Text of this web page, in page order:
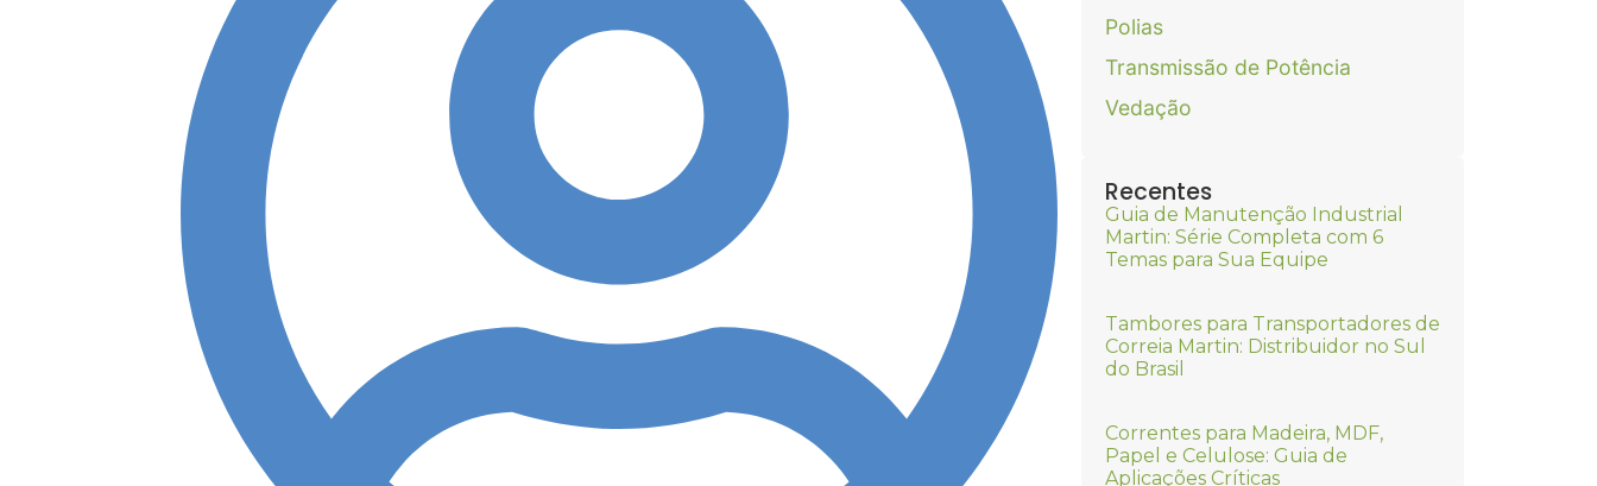
Polias
Transmissão de Potência
Vedação
Recentes
Guia de Manutenção Industrial
Martin: Série Completa com 6
Temas para Sua Equipe
Tambores para Transportadores de
Correia Martin: Distribuidor no Sul
do Brasil
Correntes para Madeira, MDF,
Papel e Celulose: Guia de
Aplicações Críticas